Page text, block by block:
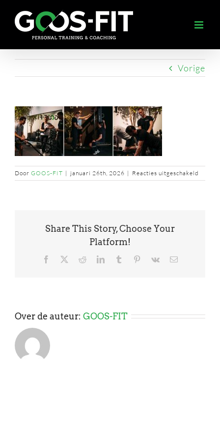
naar
inhoud
Vorige
Door GOOS-FIT | januari 26th, 2026 | Reacties uitgeschakeld
Share This Story, Choose Your
Platform!
Facebook RedditLinkedIn
TumblrPinterest
Vk
E-
Over de auteur: GOOS-FIT